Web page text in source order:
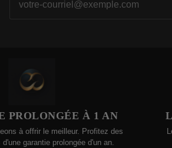
À 1 AN
le meilleur. Profitez des
prolongée d'un an.
Les